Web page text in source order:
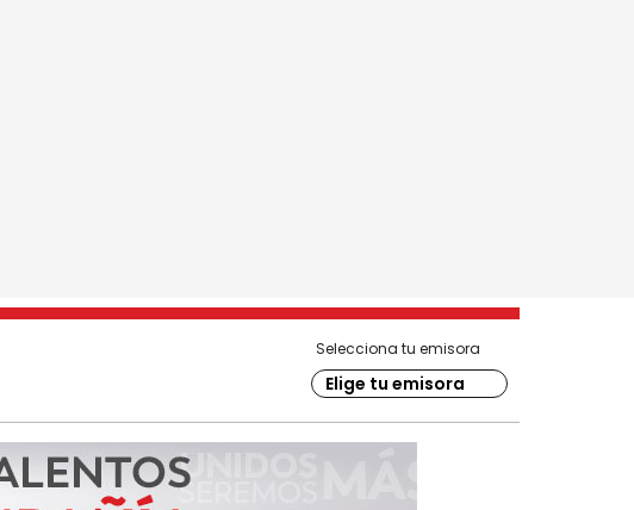
Selecciona tu emisora
Elige tu emisora